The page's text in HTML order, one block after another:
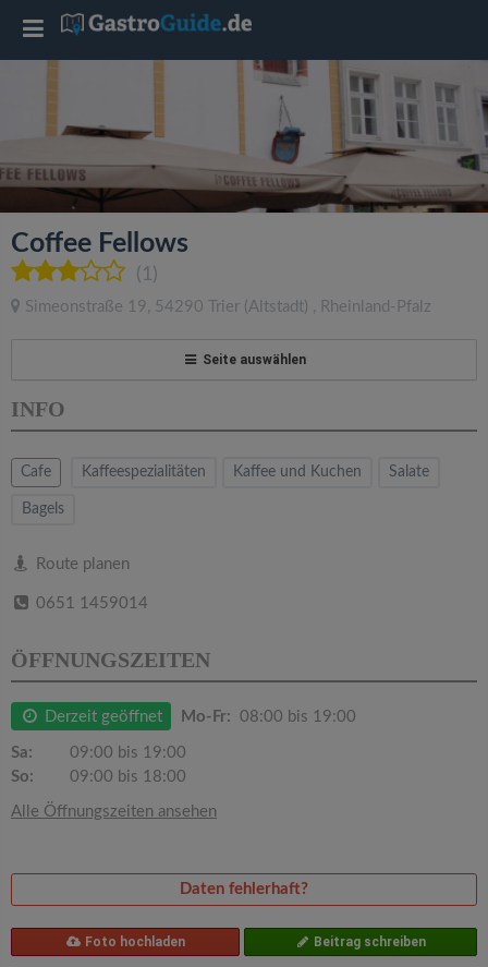
Coffee Fellows
(1)
Simeonstraße 19, 54290 Trier (Altstadt) , Rheinland-Pfalz
Seite auswählen
INFO
Cafe Kaffeespezialitäten Kaffee und Kuchen Salate
Bagels
Route planen
0651 1459014
ÖFFNUNGSZEITEN
Derzeit geöffnet Mo-Fr: 08:00 bis 19:00
Sa:
09:00 bis 19:00
So:
09:00 bis 18:00
Alle Öffnungszeiten ansehen
Daten fehlerhaft?
Foto hochladen Beitrag schreiben
T
l
e
a
v
g
a
t